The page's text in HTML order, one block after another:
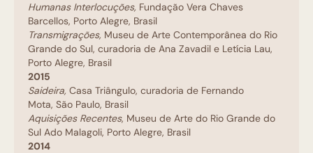
Humanas Interlocuções, Fundação Vera Chaves
Barcellos, Porto Alegre, Brasil
Transmigrações, Museu de Arte Contemporânea do Rio
Grande do Sul, curadoria de Ana Zavadil e Letícia Lau,
Porto Alegre, Brasil
2015
Saideira, Casa Triângulo, curadoria de Fernando
Mota, São Paulo, Brasil
Aquisições Recentes, Museu de Arte do Rio Grande do
Sul Ado Malagoli, Porto Alegre, Brasil
2014